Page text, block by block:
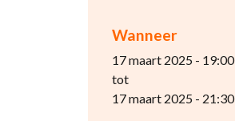
Wanneer
17 maart 2025 - 19:00
tot
17 maart 2025 - 21:30